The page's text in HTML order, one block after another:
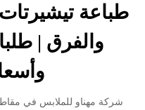
طباعة
والفرق |
شركة مهناو للملابس في